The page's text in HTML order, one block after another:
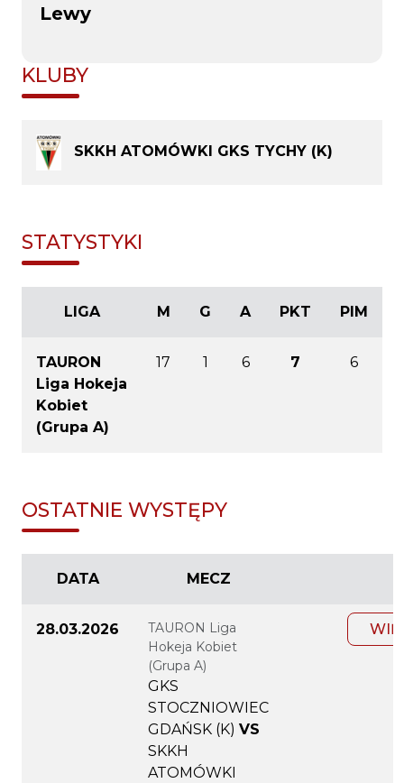
Lewy
KLUBY
SKKH ATOMÓWKI GKS TYCHY (K)
STATYSTYKI
LIGA M G A PKT PIM
TAURON
Liga Hokeja
Kobiet
(Grupa A)
17 1 6 7 6
OSTATNIE WYSTĘPY
DATA MECZ
28.03.2026
TAURON Liga
Hokeja Kobiet
(Grupa A)
GKS
STOCZNIOWIEC
GDAŃSK (K) VS
SKKH
ATOMÓWKI